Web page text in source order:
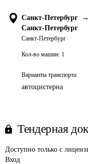
Санкт-Петербург
→
Санкт-Петербург
Санкт-Петербург
Кол-во машин: 1
Варианты транспорта
автоцистерна
Тендерная
Доступно только с
Вход